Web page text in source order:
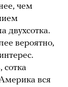
чем
двухсотка.
вероятно,
сотка
вся